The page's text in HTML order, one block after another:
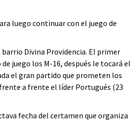
luego continuar con el juego de
barrio Divina Providencia. El primer
juego los M-16, después le tocará el
el gran partido que prometen los
a frente el líder Portugués (23
fecha del certamen que organiza